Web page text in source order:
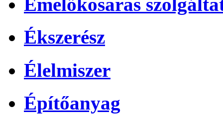
Emelőkosaras
Ékszerész
Élelmiszer
Építőanyag